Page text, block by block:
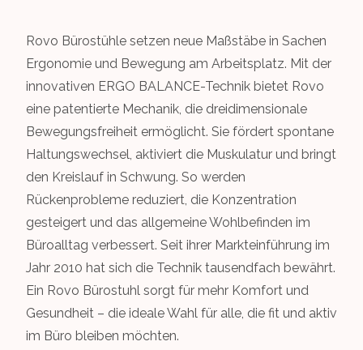
Rovo Bürostühle setzen neue Maßstäbe in Sachen
Ergonomie und Bewegung am Arbeitsplatz. Mit der
innovativen ERGO BALANCE-Technik bietet Rovo
eine patentierte Mechanik, die dreidimensionale
Bewegungsfreiheit ermöglicht. Sie fördert spontane
Haltungswechsel, aktiviert die Muskulatur und bringt
den Kreislauf in Schwung. So werden
Rückenprobleme reduziert, die Konzentration
gesteigert und das allgemeine Wohlbefinden im
Büroalltag verbessert. Seit ihrer Markteinführung im
Jahr 2010 hat sich die Technik tausendfach bewährt.
Ein Rovo Bürostuhl sorgt für mehr Komfort und
Gesundheit – die ideale Wahl für alle, die fit und aktiv
im Büro bleiben möchten.